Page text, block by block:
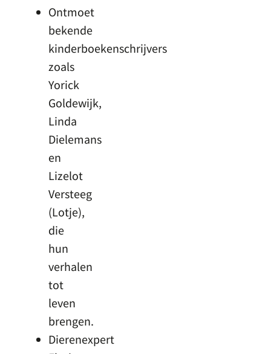
Ontmoet
bekende
kinderboekenschrijvers
zoals
Yorick
Goldewijk,
Linda
Dielemans
en
Lizelot
Versteeg
(Lotje),
die
hun
verhalen
tot
leven
brengen.
Dierenexpert